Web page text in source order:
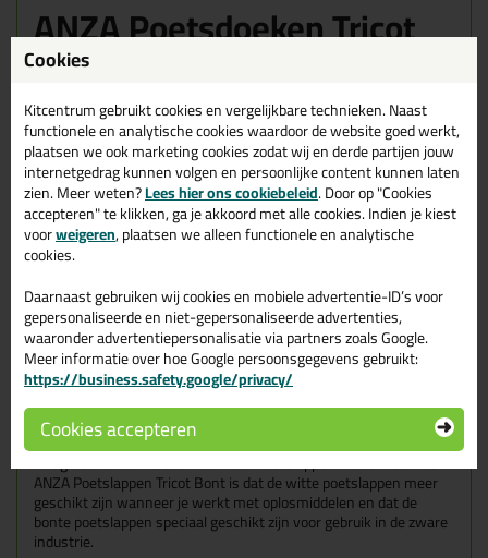
ANZA Poetsdoeken Tricot
Wit
goed absorberend vermogen. Het feit dat ze niet pluizen en
kleurecht zijn maakt het voor de vakman fijn om mee te werken.
Wanneer gebruik je de ANZA Poetslappen Tricot Wit?
De poetslappen zijn ideaal voor het opruimen en wegpoetsen van
verf, vloeistoffen etc.
Hiervoor gebruik je de ANZA Poetslappen Tricot Wit:
Poetsen
Afnemen
schoonmaken
opnemen (absorberen)
Het opruimen van vloeistoffen
Wanneer je werkt met oplosmiddelen
Wegpoetsen van verf
Het grote verschil tussen de ANZA Poetslappen Tricot Wit en de
ANZA Poetslappen Tricot Bont is dat de witte poetslappen meer
geschikt zijn wanneer je werkt met oplosmiddelen en dat de
bonte poetslappen speciaal geschikt zijn voor gebruik in de zware
industrie.
Cookies
Kitcentrum gebruikt cookies en vergelijkbare technieken. Naast
functionele en analytische cookies waardoor de website goed werkt,
plaatsen we ook marketing cookies zodat wij en derde partijen jouw
internetgedrag kunnen volgen en persoonlijke content kunnen laten
zien. Meer weten?Lees hier ons cookiebeleid. Door op "Cookies
accepteren" te klikken, ga je akkoord met alle cookies. Indien je kiest
voorweigeren, plaatsen we alleen functionele en analytische
cookies.
Daarnaast gebruiken wij cookies en mobiele advertentie-ID’s voor
gepersonaliseerde en niet-gepersonaliseerde advertenties,
waaronder advertentiepersonalisatie via partners zoals Google.
Meer informatie over hoe Google persoonsgegevens gebruikt:
https://business.safety.google/privacy/
Cookies accepteren